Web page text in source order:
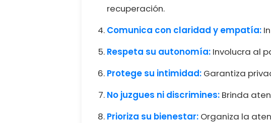
recuperación.
Comunica con claridad y empatía:
Respeta su autonomía: Involucra al
Protege su intimidad: Garantiza
No juzgues ni discrimines: Brinda
Prioriza su bienestar: Organiza la